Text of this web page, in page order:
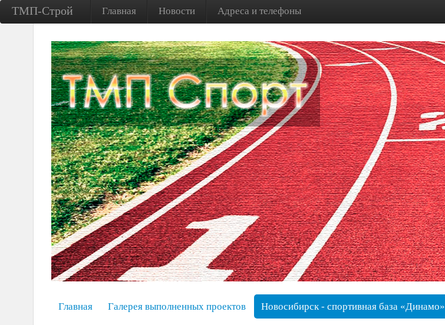
ТМП-Строй Главная Новости Адреса и телефоны
Главная Галерея выполненных проектов Новосибирск - спортивная база «Динамо»